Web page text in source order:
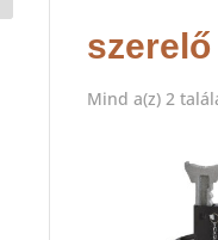
Mind a(z) 2